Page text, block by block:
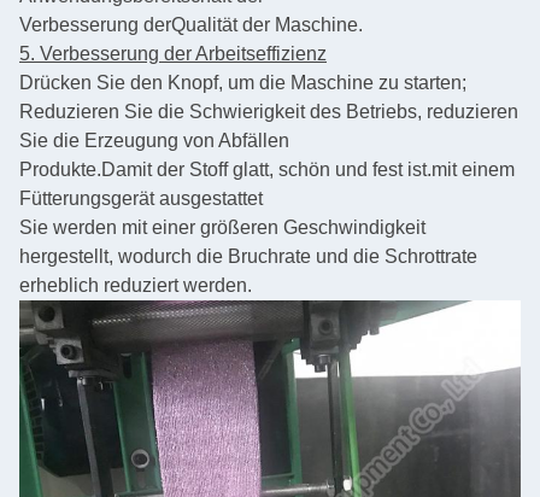
Verbesserung derQualität der Maschine.
5. Verbesserung der Arbeitseffizienz
Drücken Sie den Knopf, um die Maschine zu starten;
Reduzieren Sie die Schwierigkeit des Betriebs, reduzieren
Sie die Erzeugung von Abfällen
Produkte.Damit der Stoff glatt, schön und fest ist.mit einem
Fütterungsgerät ausgestattet
Sie werden mit einer größeren Geschwindigkeit
hergestellt, wodurch die Bruchrate und die Schrottrate
erheblich reduziert werden.